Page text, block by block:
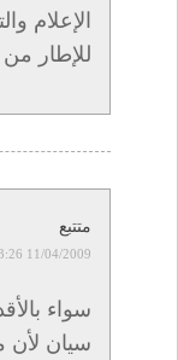
الإعلام
للإطار
متتبع
11/04/2009 AT 23:26
سواء
سيان لأن